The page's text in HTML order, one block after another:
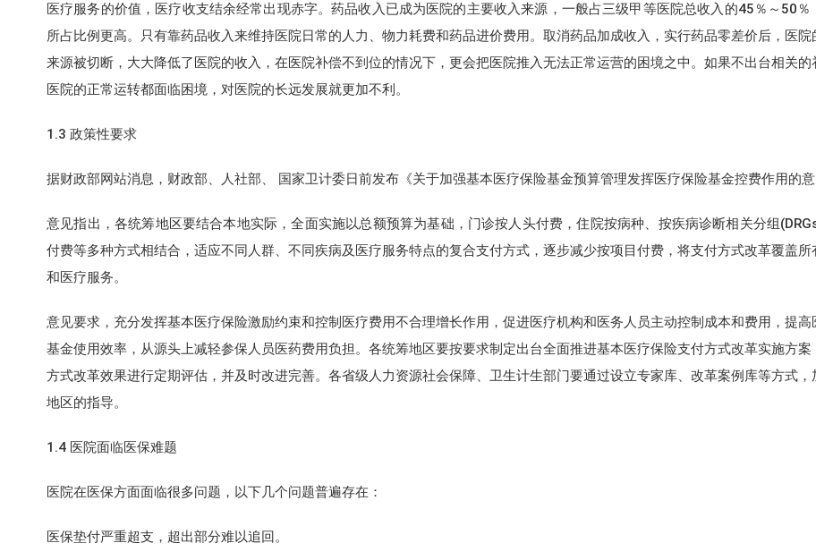
医疗服务的价值，医疗收支结余经常出现赤字。药品收入已成为医院的主要收入来源，一般占三级甲等医院总收入的45％～50％
所占比例更高。只有靠药品收入来维持医院日常的人力、物力耗费和药品进价费用。取消药品加成收入，实行药品零差价后，医院
来源被切断，大大降低了医院的收入，在医院补偿不到位的情况下，更会把医院推入无法正常运营的困境之中。如果不出台相关的
医院的正常运转都面临困境，对医院的长远发展就更加不利。
1.3 政策性要求
据财政部网站消息，财政部、人社部、 国家卫计委日前发布《关于加强基本医疗保险基金预算管理发挥医疗保险基金控费作用的意
意见指出，各统筹地区要结合本地实际，全面实施以总额预算为基础，门诊按人头付费，住院按病种、按疾病诊断相关分组
付费等多种方式相结合，适应不同人群、不同疾病及医疗服务特点的复合支付方式，逐步减少按项目付费，将支付方式改革覆盖所
和医疗服务。
意见要求，充分发挥基本医疗保险激励约束和控制医疗费用不合理增长作用，促进医疗机构和医务人员主动控制成本和费用，提高
基金使用效率，从源头上减轻参保人员医药费用负担。各统筹地区要按要求制定出台全面推进基本医疗保险支付方式改革实施方案
方式改革效果进行定期评估，并及时改进完善。各省级人力资源社会保障、卫生计生部门要通过设立专家库、改革案例库等方式，
地区的指导。
1.4 医院面临医保难题
医院在医保方面面临很多问题，以下几个问题普遍存在：
医保垫付严重超支，超出部分难以追回。